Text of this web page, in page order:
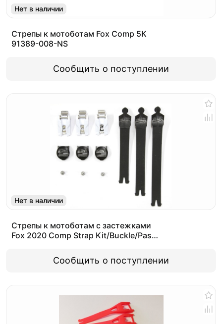
Нет в наличии
Стрепы к мотоботам Fox Comp 5K
91389-008-NS
Сообщить о поступлении
Нет в наличии
Стрепы к мотоботам с застежками
Fox 2020 Comp Strap Kit/Buckle/Pass
Сообщить о поступлении